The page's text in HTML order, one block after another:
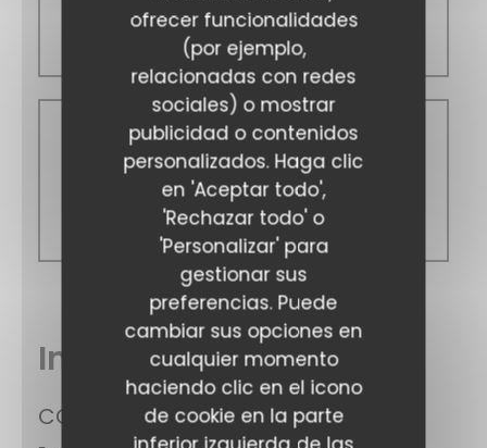
ofrecer funcionalidades
(por ejemplo,
relacionadas con redes
sociales) o mostrar
publicidad o contenidos
personalizados. Haga clic
en 'Aceptar todo',
'Rechazar todo' o
'Personalizar' para
gestionar sus
preferencias. Puede
cambiar sus opciones en
cualquier momento
haciendo clic en el icono
de cookie en la parte
Cerrado
Jue-Dom
12:00 - 14:30
18:30 - 21:30
Información general
COCINA